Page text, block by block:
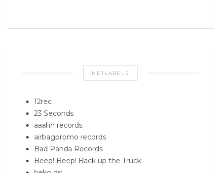
NETLABELS
12rec
23 Seconds
aaahh records
airbagpromo records
Bad Panda Records
Beep! Beep! Back up the Truck